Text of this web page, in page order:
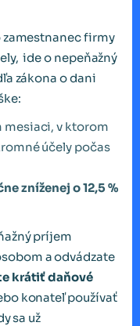
firmy
ide o nepeňažný
zákona o dani
mesiaci, v ktorom
účely počas
zníženej o 12,5 %
príjem
a odvádzate
krátiť daňové
konateľ používať
sa už